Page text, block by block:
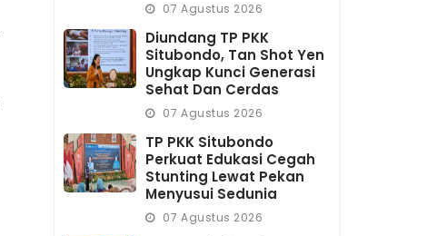
07 Agustus 2026
Diundang TP PKK
Situbondo, Tan Shot Yen
Ungkap Kunci Generasi
Sehat Dan Cerdas
07 Agustus 2026
TP PKK Situbondo
Perkuat Edukasi Cegah
Stunting Lewat Pekan
Menyusui Sedunia
07 Agustus 2026